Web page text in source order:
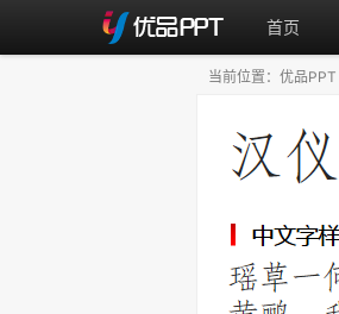
首页
当前位置： 优品PPT